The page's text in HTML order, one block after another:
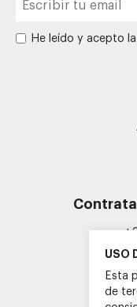
He leído y acepto la
USO
Esta
de